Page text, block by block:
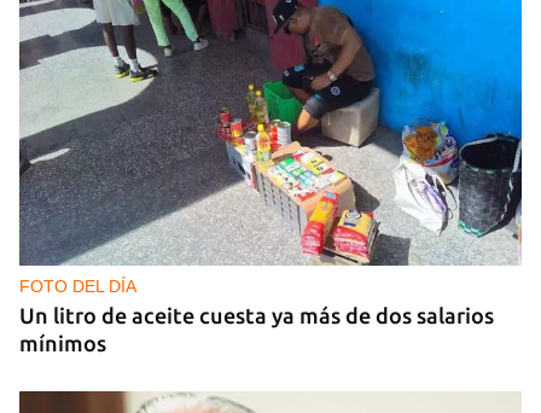
FOTO DEL DÍA
Un litro de aceite cuesta ya más de dos salarios
mínimos